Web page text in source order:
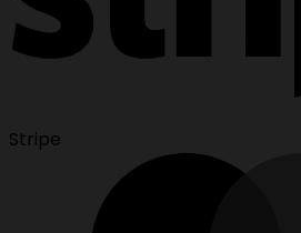
Stripe